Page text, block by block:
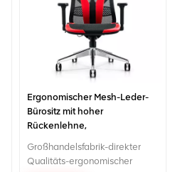
Ergonomischer Mesh-Leder-
Bürositz mit hoher
Rückenlehne,
Großhandelsfabrik-direkter
Qualitäts-ergonomischer